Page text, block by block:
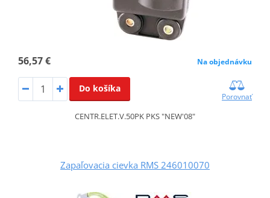
56,57 € Na objednávku
Do košíka
Porovnať
CENTR.ELET.V.50PK PKS "NEW'08"
Zapaľovacia cievka RMS 246010070